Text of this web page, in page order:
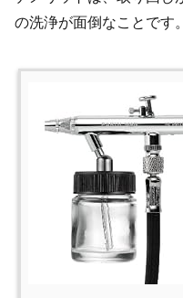
の洗浄が面倒なことです。